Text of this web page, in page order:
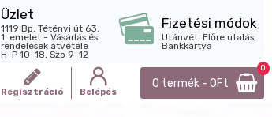
Üzlet
1119 Bp. Tétényi út 63.
1. emelet - Vásárlás és
rendelések átvétele
H-P 10-18, Szo 9-12
Fizetési módok
Utánvét, Előre utalás,
Bankkártya
Regisztráció Belépés
0 termék - 0Ft
0